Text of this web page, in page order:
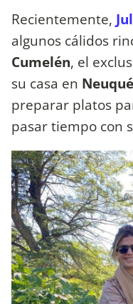
Recientemente,
algunos cálidos
Cumelén, el
su casa en
preparar platos
pasar tiempo con